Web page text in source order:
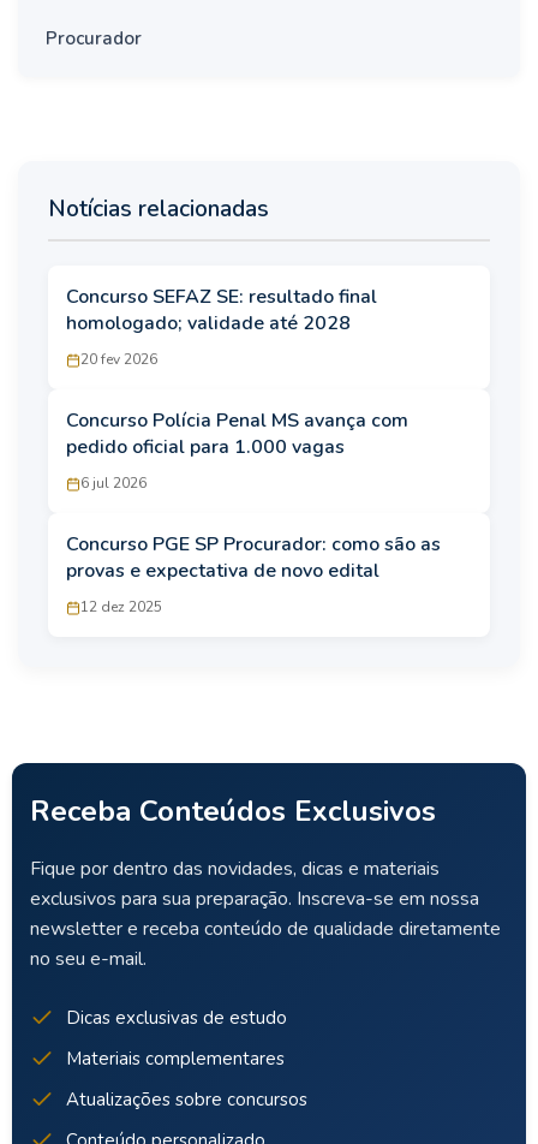
Procurador
Notícias relacionadas
Concurso SEFAZ SE: resultado final
homologado; validade até 2028
20 fev 2026
Concurso Polícia Penal MS avança com
pedido oficial para 1.000 vagas
6 jul 2026
Concurso PGE SP Procurador: como são as
provas e expectativa de novo edital
12 dez 2025
Receba Conteúdos Exclusivos
Fique por dentro das novidades, dicas e materiais
exclusivos para sua preparação. Inscreva-se em nossa
newsletter e receba conteúdo de qualidade diretamente
no seu e-mail.
Dicas exclusivas de estudo
Materiais complementares
Atualizações sobre concursos